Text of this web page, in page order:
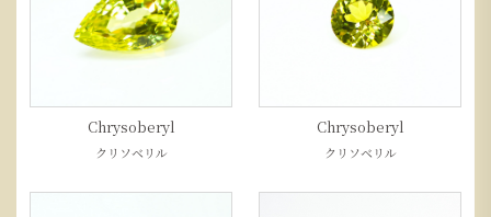
Chrysoberyl
クリソベリル
Chrysoberyl
クリソベリル